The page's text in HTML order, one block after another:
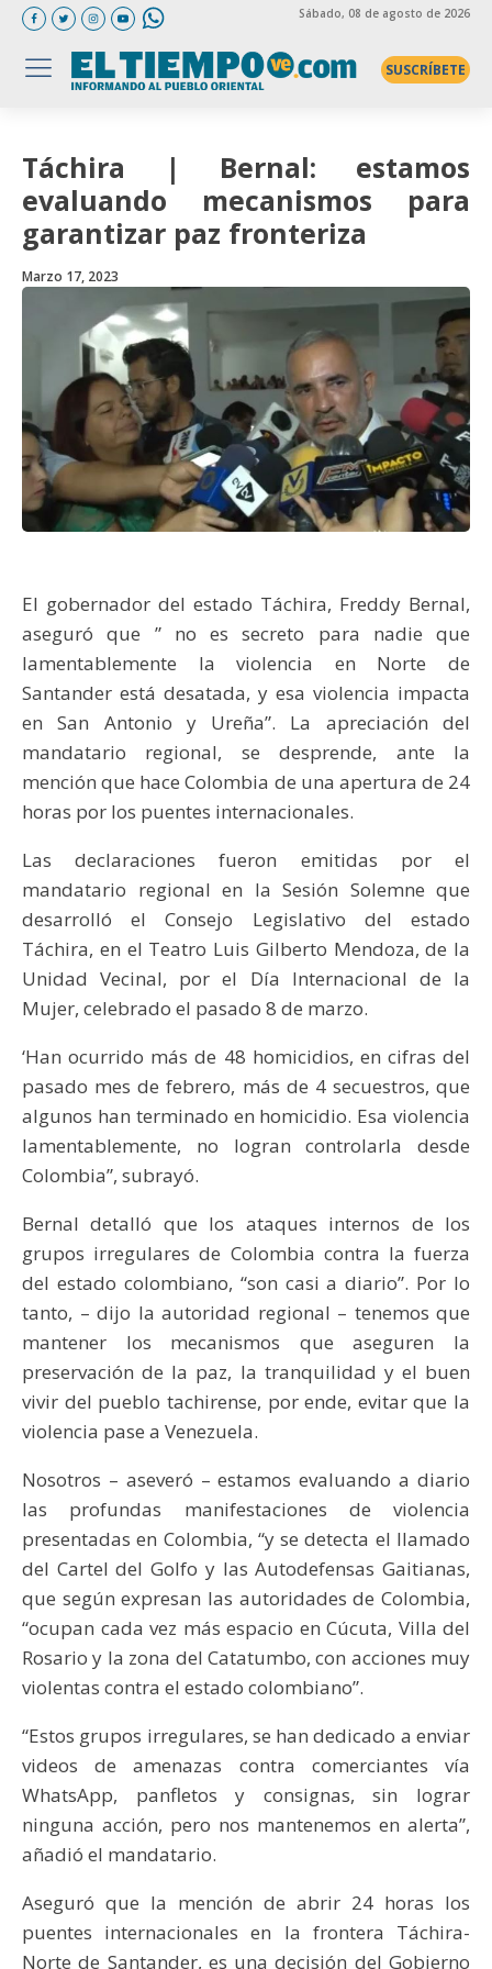
Sábado, 08 de agosto de 2026
SUSCRÍBETE
Táchira | Bernal: estamos
evaluando mecanismos para
garantizar paz fronteriza
Marzo 17, 2023
El gobernador del estado Táchira, Freddy Bernal,
aseguró que ” no es secreto para nadie que
lamentablemente la violencia en Norte de
Santander está desatada, y esa violencia impacta
en San Antonio y Ureña”. La apreciación del
mandatario regional, se desprende, ante la
mención que hace Colombia de una apertura de 24
horas por los puentes internacionales.
Las declaraciones fueron emitidas por el
mandatario regional en la Sesión Solemne que
desarrolló el Consejo Legislativo del estado
Táchira, en el Teatro Luis Gilberto Mendoza, de la
Unidad Vecinal, por el Día Internacional de la
Mujer, celebrado el pasado 8 de marzo.
‘Han ocurrido más de 48 homicidios, en cifras del
pasado mes de febrero, más de 4 secuestros, que
algunos han terminado en homicidio. Esa violencia
lamentablemente, no logran controlarla desde
Colombia”, subrayó.
Bernal detalló que los ataques internos de los
grupos irregulares de Colombia contra la fuerza
del estado colombiano, “son casi a diario”. Por lo
tanto, – dijo la autoridad regional – tenemos que
mantener los mecanismos que aseguren la
preservación de la paz, la tranquilidad y el buen
vivir del pueblo tachirense, por ende, evitar que la
violencia pase a Venezuela.
Nosotros – aseveró – estamos evaluando a diario
las profundas manifestaciones de violencia
presentadas en Colombia, “y se detecta el llamado
del Cartel del Golfo y las Autodefensas Gaitianas,
que según expresan las autoridades de Colombia,
“ocupan cada vez más espacio en Cúcuta, Villa del
Rosario y la zona del Catatumbo, con acciones muy
violentas contra el estado colombiano”.
“Estos grupos irregulares, se han dedicado a enviar
videos de amenazas contra comerciantes vía
WhatsApp, panfletos y consignas, sin lograr
ninguna acción, pero nos mantenemos en alerta”,
añadió el mandatario.
Aseguró que la mención de abrir 24 horas los
puentes internacionales en la frontera Táchira-
Norte de Santander, es una decisión del Gobierno